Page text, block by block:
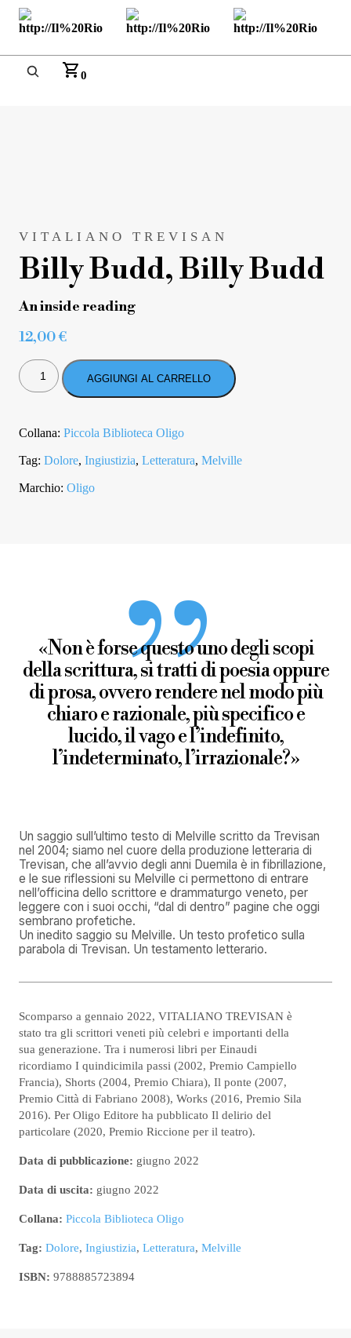
0
VITALIANO TREVISAN
Billy Budd, Billy Budd
An inside reading
12,00€
BILLY
BUDD,
BILLY
AGGIUNGI AL CARRELLO
Collana: Piccola Biblioteca Oligo
Tag: Dolore, Ingiustizia, Letteratura, Melville
Marchio: Oligo
«Non è forse questo uno degli scopi
della scrittura, si tratti di poesia oppure
di prosa, ovvero rendere nel modo più
chiaro e razionale, più specifico e
lucido, il vago e l’indefinito,
l’indeterminato, l’irrazionale?»
Un saggio sull’ultimo testo di Melville scritto da Trevisan
nel 2004; siamo nel cuore della produzione letteraria di
Trevisan, che all’avvio degli anni Duemila è in fibrillazione,
e le sue riflessioni su Melville ci permettono di entrare
nell’officina dello scrittore e drammaturgo veneto, per
leggere con i suoi occhi, “dal di dentro” pagine che oggi
sembrano profetiche.
Un inedito saggio su Melville. Un testo profetico sulla
parabola di Trevisan. Un testamento letterario.
Scomparso a gennaio 2022, VITALIANO TREVISAN è
stato tra gli scrittori veneti più celebri e importanti della
sua generazione. Tra i numerosi libri per Einaudi
ricordiamo I quindicimila passi (2002, Premio Campiello
Francia), Shorts (2004, Premio Chiara), Il ponte (2007,
Premio Città di Fabriano 2008), Works (2016, Premio Sila
2016). Per Oligo Editore ha pubblicato Il delirio del
particolare (2020, Premio Riccione per il teatro).
Data di pubblicazione: giugno 2022
Data di uscita: giugno 2022
Collana: Piccola Biblioteca Oligo
Tag: Dolore, Ingiustizia, Letteratura, Melville
ISBN: 9788885723894